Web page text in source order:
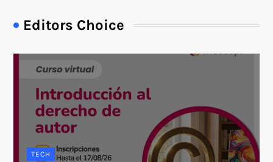
Editors Choice
TECH